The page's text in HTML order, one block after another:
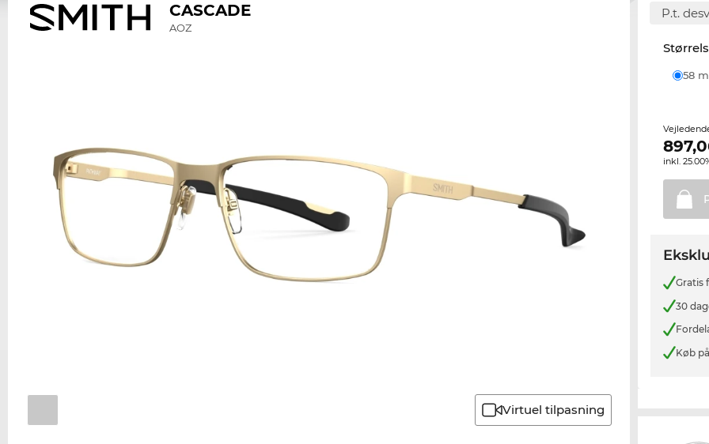
CASCADE
AOZ
Virtuel tilpasning
P.t.
58
inkl.
Gratis
30
Køb